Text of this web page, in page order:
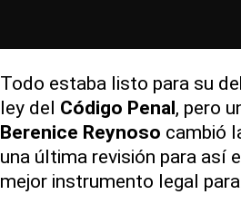
Todo estaba listo para su
ley del Código Penal, pero
Berenice Reynoso cambió
una última revisión para así
mejor instrumento legal